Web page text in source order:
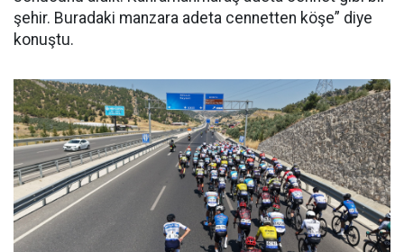
şehir. Buradaki manzara adeta cennetten köşe” diye
konuştu.